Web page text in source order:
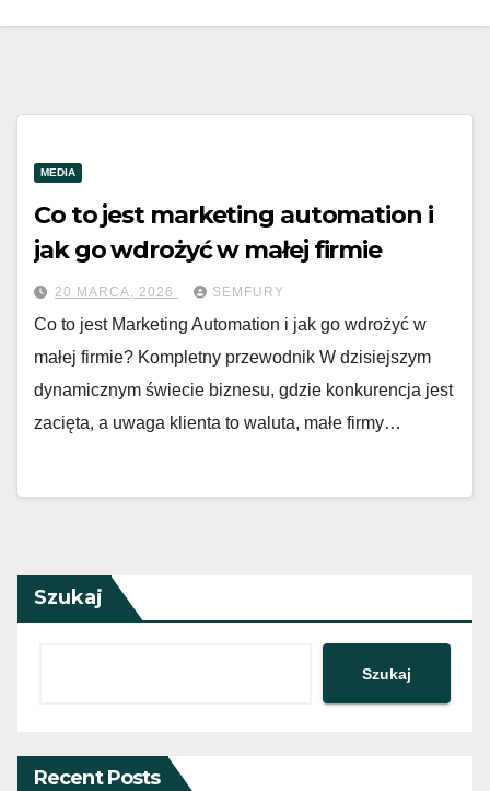
MEDIA
Co to jest marketing automation i
jak go wdrożyć w małej firmie
20 MARCA, 2026 SEMFURY
Co to jest Marketing Automation i jak go wdrożyć w
małej firmie? Kompletny przewodnik W dzisiejszym
dynamicznym świecie biznesu, gdzie konkurencja jest
zacięta, a uwaga klienta to waluta, małe firmy…
Szukaj
Szukaj
Recent Posts